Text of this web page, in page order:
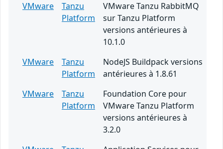
VMware
Tanzu
Platform
VMware Tanzu RabbitMQ
sur Tanzu Platform
versions antérieures à
10.1.0
VMware
Tanzu
Platform
NodeJS Buildpack versions
antérieures à 1.8.61
VMware
Tanzu
Platform
Foundation Core pour
VMware Tanzu Platform
versions antérieures à
3.2.0